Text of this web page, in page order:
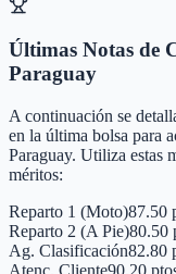
Últimas Notas de
Paraguay
A continuación se
en la última bolsa para
Paraguay. Utiliza estas
méritos:
Reparto 1 (Moto)87.50
Reparto 2 (A Pie)80.50
Ag. Clasificación82.80